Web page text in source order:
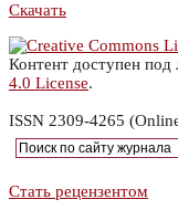
Скачать
Контент доступен под
4.0 License.
ISSN 2309-4265
Стать рецензентом